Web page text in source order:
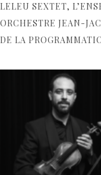
LELEU SEXTET,
ORCHESTRE JEAN-
DE LA